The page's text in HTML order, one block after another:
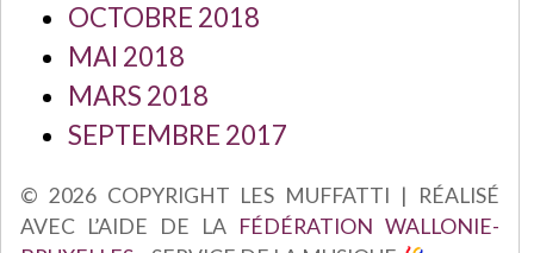
OCTOBRE 2018
MAI 2018
MARS 2018
SEPTEMBRE 2017
© 2026 COPYRIGHT LES MUFFATTI | RÉALISÉ
AVEC L’AIDE DE LA FÉDÉRATION WALLONIE-